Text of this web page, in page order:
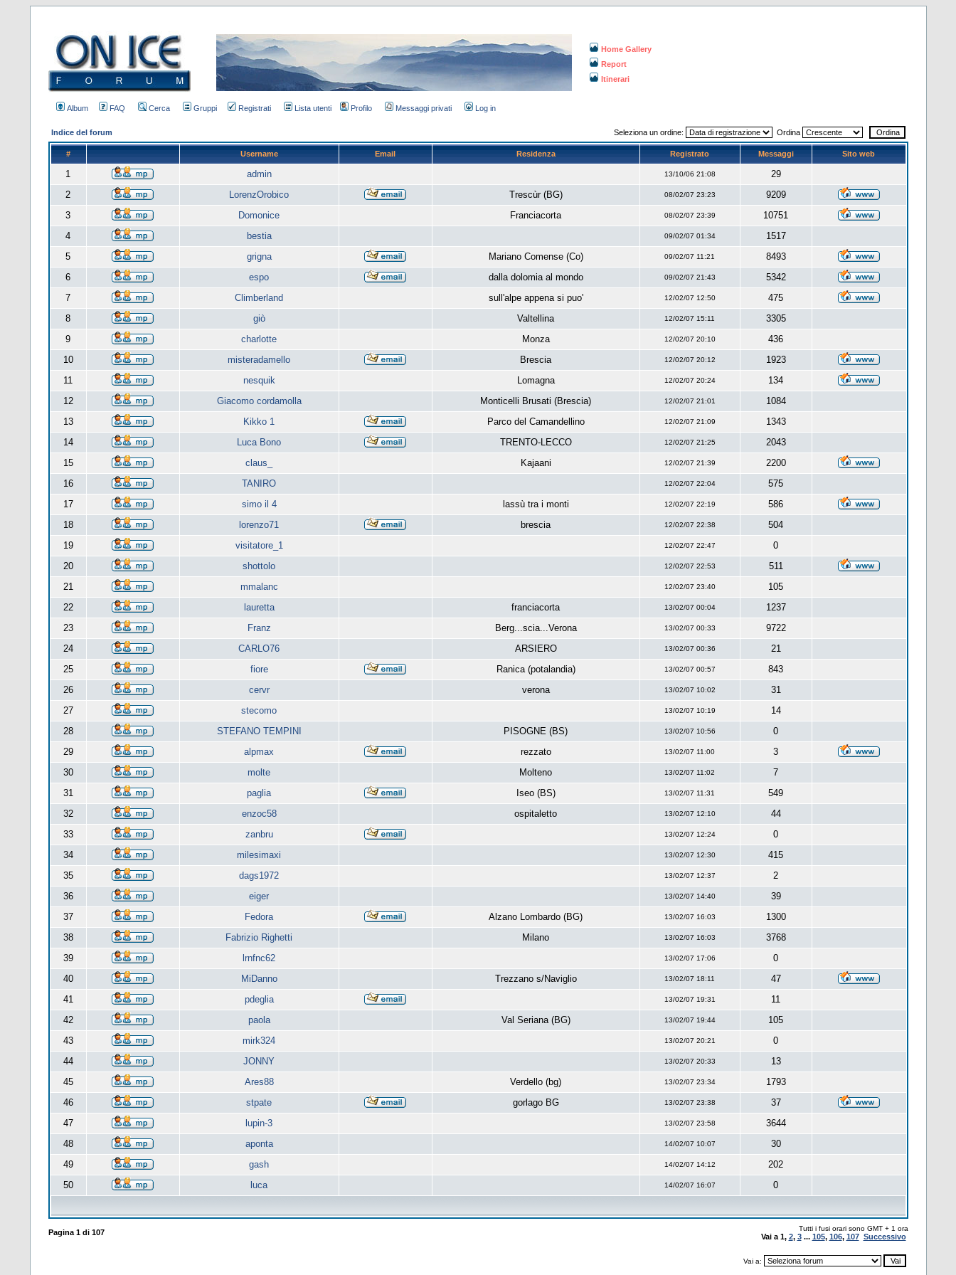
Home Gallery
Report
Itinerari
Album FAQ Cerca Gruppi Registrati Lista utenti Profilo Messaggi privati Log in
Indice del forum Seleziona un ordine: Ordina
# Username Email Residenza Registrato Messaggi Sito web
1 admin 13/10/06 21:08
29
2
LorenzOrobico Trescùr (BG) 08/02/07 23:23
9209
3
Domonice Franciacorta 08/02/07 23:39
10751
4
bestia 09/02/07 01:34
1517
5
grigna Mariano Comense (Co) 09/02/07 11:21
8493
6
espo dalla dolomia al mondo 09/02/07 21:43
5342
7
Climberland sull'alpe appena si puo' 12/02/07 12:50
475
8
giò Valtellina 12/02/07 15:11
3305
9
charlotte Monza 12/02/07 20:10
436
10
misteradamello Brescia 12/02/07 20:12
1923
11
nesquik Lomagna 12/02/07 20:24
134
12
Giacomo cordamolla Monticelli Brusati (Brescia) 12/02/07 21:01
1084
13
Kikko 1 Parco del Camandellino 12/02/07 21:09
1343
14
Luca Bono TRENTO-LECCO 12/02/07 21:25
2043
15
claus_ Kajaani 12/02/07 21:39
2200
16
TANIRO 12/02/07 22:04
575
17
simo il 4 lassù tra i monti 12/02/07 22:19
586
18
lorenzo71 brescia 12/02/07 22:38
504
19
visitatore_1 12/02/07 22:47
0
20
shottolo 12/02/07 22:53
511
21
mmalanc 12/02/07 23:40
105
22
lauretta franciacorta 13/02/07 00:04
1237
23
Franz Berg...scia...Verona 13/02/07 00:33
9722
24
CARLO76 ARSIERO 13/02/07 00:36
21
25
fiore Ranica (potalandia) 13/02/07 00:57
843
26
cervr verona 13/02/07 10:02
31
27
stecomo 13/02/07 10:19
14
28
STEFANO TEMPINI PISOGNE (BS) 13/02/07 10:56
0
29
alpmax rezzato 13/02/07 11:00
3
30
molte Molteno 13/02/07 11:02
7
31
paglia Iseo (BS) 13/02/07 11:31
549
32
enzoc58 ospitaletto 13/02/07 12:10
44
33
zanbru 13/02/07 12:24
0
34
milesimaxi 13/02/07 12:30
415
35
dags1972 13/02/07 12:37
2
36
eiger 13/02/07 14:40
39
37
Fedora Alzano Lombardo (BG) 13/02/07 16:03
1300
38
Fabrizio Righetti Milano 13/02/07 16:03
3768
39
lrnfnc62 13/02/07 17:06
0
40
MiDanno Trezzano s/Naviglio 13/02/07 18:11
47
41
pdeglia 13/02/07 19:31
11
42
paola Val Seriana (BG) 13/02/07 19:44
105
43
mirk324 13/02/07 20:21
0
44
JONNY 13/02/07 20:33
13
45
Ares88 Verdello (bg) 13/02/07 23:34
1793
46
stpate gorlago BG 13/02/07 23:38
37
47
lupin-3 13/02/07 23:58
3644
48
aponta 14/02/07 10:07
30
49
gash 14/02/07 14:12
202
50
luca 14/02/07 16:07 0
Pagina 1di 107 Tutti i fusi orari sono GMT + 1 ora
Vai a 1, 2, 3... 105, 106, 107 Successivo
Vai a: